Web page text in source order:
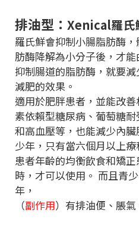
排油型： Xenical羅氏
羅氏鮮會抑制小腸脂肪酶
肪酶降解為小分子後，才能
抑制腸道的脂肪酶，就要
減肥的效果。
適用於肥胖患者，並能改
素依賴型糖尿病、葡萄糖
和高血壓等，也能減少內臟
少年，只有當六個月以上
患者年齡的均衡飲食和矯
時，才可以使用。 而且青
年，
（副作用）有排油便、脹